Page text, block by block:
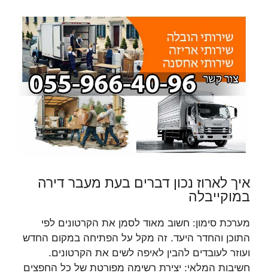
איך לארוז נכון דברים בעת מעבר דירה
במוקייבלה
מערכת סימון: חשוב מאוד לסמן את הקרטונים לפי
התוכן והחדר היעד. זה מקל על הפתיחה במקום החדש
ועוזר לעובדים להבין לאיפה לשים את הקרטונים.
חשיבות המלאי: יצירת רשימה מפורטת של כל החפצים